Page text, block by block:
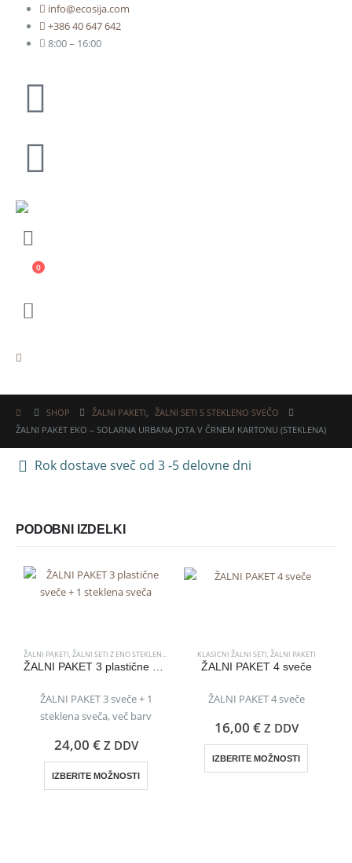
info@ecosija.com
+386 40 647 642
8:00 – 16:00
0
SHOP ŽALNI PAKETI,
ŽALNI SETI S STEKLENO SVEČO
ŽALNI PAKET EKO – SOLARNA URBANA JOTA V ČRNEM KARTONU (STEKLENA)
Rok dostave sveč od 3 -5 delovne dni
PODOBNI IZDELKI
ŽALNI PAKETI,ŽALNI SETI Z ENO STEKLENO SVEČO
ŽALNI PAKET 3 plastične sveče + 1 steklena sveča
ŽALNI PAKET 3 sveče + 1
steklena sveča, več barv
24,00 €Z DDV
IZBERITE MOŽNOSTI
KLASICNI ŽALNI SETI,ŽALNI PAKETI
ŽALNI PAKET 4 sveče
ŽALNI PAKET 4 sveče
16,00 €Z DDV
IZBERITE MOŽNOSTI